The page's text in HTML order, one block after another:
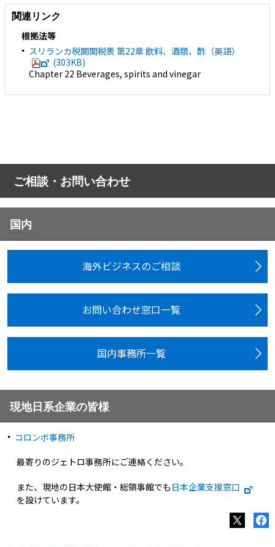
関連リンク
根拠法等
スリランカ税関関税表 第22章 飲料、酒類、酢（英語）
(303KB)
Chapter 22 Beverages, spirits and vinegar
ご相談・お問い合わせ
国内
海外ビジネスのご相談
お問い合わせ窓口一覧
国内事務所一覧
現地日系企業の皆様
コロンボ事務所
最寄りのジェトロ事務所にご連絡ください。
また、現地の日本大使館・総領事館でも 日本企業支援窓口
を設けています。